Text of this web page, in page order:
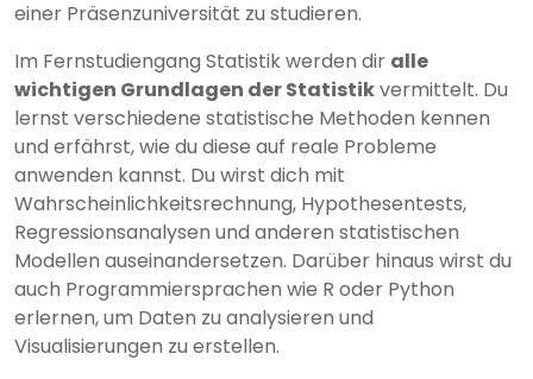
einer Präsenzuniversität zu studieren.
Im Fernstudiengang Statistik werden dir alle
wichtigen Grundlagen der Statistikvermittelt. Du
lernst verschiedene statistische Methoden kennen
und erfährst, wie du diese auf reale Probleme
anwenden kannst. Du wirst dich mit
Wahrscheinlichkeitsrechnung, Hypothesentests,
Regressionsanalysen und anderen statistischen
Modellen auseinandersetzen. Darüber hinaus wirst du
auch Programmiersprachen wie R oder Python
erlernen, um Daten zu analysieren und
Visualisierungen zu erstellen.